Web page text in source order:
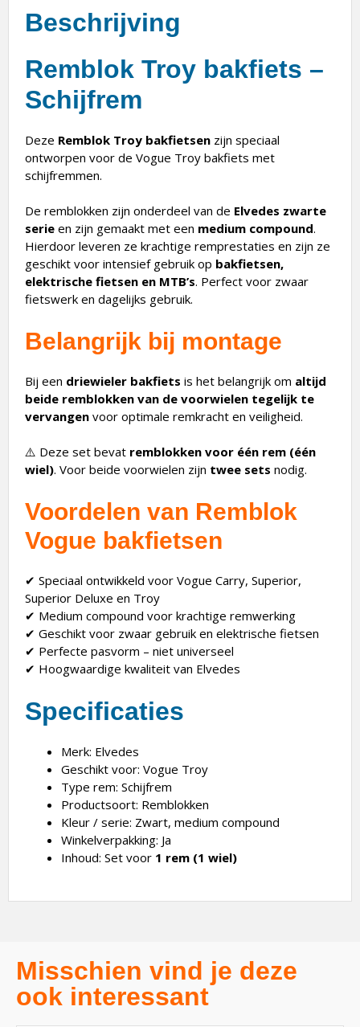
Beschrijving
Remblok Troy bakfiets –
Schijfrem
Deze Remblok Troy bakfietsen zijn speciaal
ontworpen voor de Vogue Troy bakfiets met
schijfremmen.
De remblokken zijn onderdeel van de Elvedes zwarte
serie en zijn gemaakt met een medium compound.
Hierdoor leveren ze krachtige remprestaties en zijn ze
geschikt voor intensief gebruik op bakfietsen,
elektrische fietsen en MTB’s. Perfect voor zwaar
fietswerk en dagelijks gebruik.
Belangrijk bij montage
Bij een driewieler bakfiets is het belangrijk om altijd
beide remblokken van de voorwielen tegelijk te
vervangen voor optimale remkracht en veiligheid.
⚠️ Deze set bevat remblokken voor één rem (één
wiel). Voor beide voorwielen zijn twee sets nodig.
Voordelen van Remblok
Vogue bakfietsen
✔ Speciaal ontwikkeld voor Vogue Carry, Superior,
Superior Deluxe en Troy
✔ Medium compound voor krachtige remwerking
✔ Geschikt voor zwaar gebruik en elektrische fietsen
✔ Perfecte pasvorm – niet universeel
✔ Hoogwaardige kwaliteit van Elvedes
Specificaties
Merk: Elvedes
Geschikt voor: Vogue Troy
Type rem: Schijfrem
Productsoort: Remblokken
Kleur / serie: Zwart, medium compound
Winkelverpakking: Ja
Inhoud: Set voor 1 rem (1 wiel)
Misschien vind je deze
ook interessant